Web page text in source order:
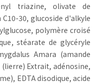
triazine, olivate de
30, glucoside d'alkyle
polymère croisé
stéarate de glycéryle
Amara (amande
Extrait, adénosine,
EDTA disodique, acide